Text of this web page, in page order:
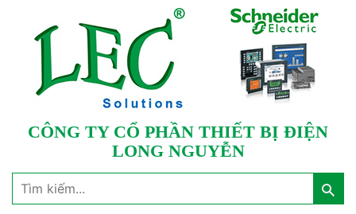
CÔNG TY CỔ PHẦN THIẾT BỊ ĐIỆN
LONG NGUYỄN